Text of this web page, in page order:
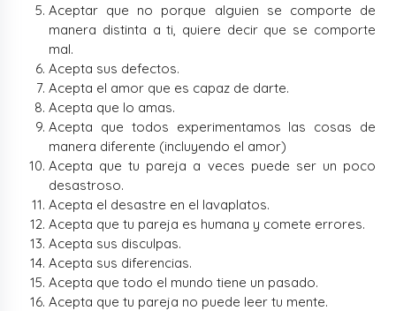
Aceptar que no porque alguien se comporte de
manera distinta a ti, quiere decir que se comporte
mal.
Acepta sus defectos.
Acepta el amor que es capaz de darte.
Acepta que lo amas.
Acepta que todos experimentamos las cosas de
manera diferente (incluyendo el amor)
Acepta que tu pareja a veces puede ser un poco
desastroso.
Acepta el desastre en el lavaplatos.
Acepta que tu pareja es humana y comete errores.
Acepta sus disculpas.
Acepta sus diferencias.
Acepta que todo el mundo tiene un pasado.
Acepta que tu pareja no puede leer tu mente.